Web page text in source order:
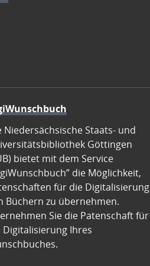
Niedersächsische Staats- und
Göttingen
bietet mit dem Service
die Möglichkeit,
für die Digitalisierung
Büchern zu übernehmen.
Sie die Patenschaft für
Digitalisierung Ihres